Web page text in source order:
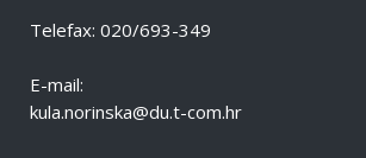
Telefax: 020/693-349
E-mail:
kula.norinska@du.t-com.hr